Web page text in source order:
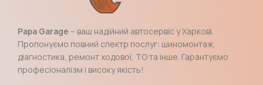
Papa Garage – ваш надійний автосервіс у Харкові.
Пропонуємо повний спектр послуг: шиномонтаж,
діагностика, ремонт ходової, ТО та інше. Гарантуємо
професіоналізм і високу якість!